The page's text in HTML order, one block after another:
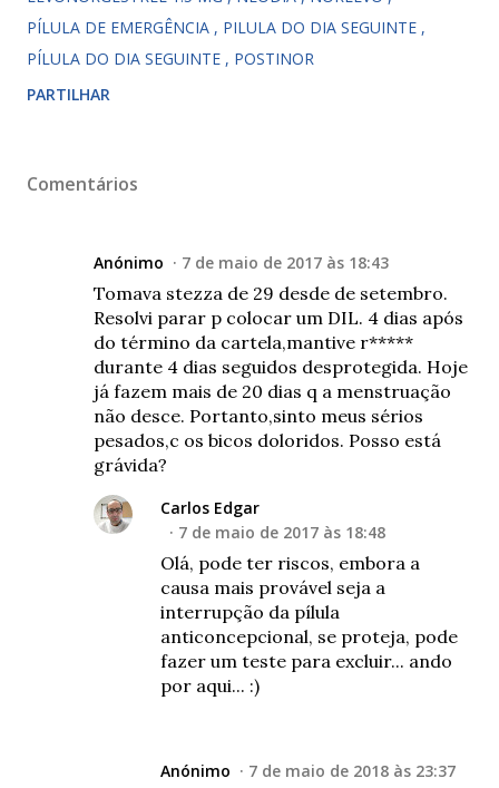
PÍLULA DE EMERGÊNCIA
PILULA DO DIA SEGUINTE
PÍLULA DO DIA SEGUINTE
POSTINOR
PARTILHAR
Comentários
Anónimo 7 de maio de 2017 às 18:43
Tomava stezza de 29 desde de setembro.
Resolvi parar p colocar um DIL. 4 dias após
do término da cartela,mantive r*****
durante 4 dias seguidos desprotegida. Hoje
já fazem mais de 20 dias q a menstruação
não desce. Portanto,sinto meus sérios
pesados,c os bicos doloridos. Posso está
grávida?
Carlos Edgar
7 de maio de 2017 às 18:48
Olá, pode ter riscos, embora a
causa mais provável seja a
interrupção da pílula
anticoncepcional, se proteja, pode
fazer um teste para excluir... ando
por aqui... :)
Anónimo 7 de maio de 2018 às 23:37